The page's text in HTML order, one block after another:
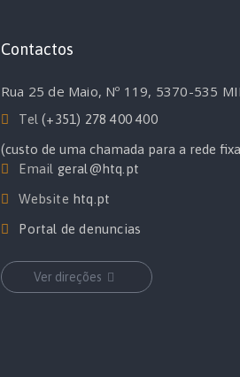
Contactos
Rua 25 de Maio, Nº 119, 5370-535
Tel(+351) 278 400 400
(custo de uma chamada para a rede
Email geral@htq.pt
Website htq.pt
Portal de denuncias
Ver direções